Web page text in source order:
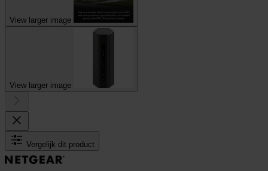
View larger image
View larger image
Vergelijk dit product